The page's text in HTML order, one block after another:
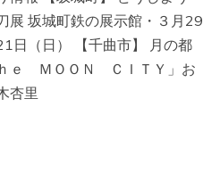
展 坂城町鉄の展示館・３月29
日（日） 【千曲市】 月の都
ｅ ＭＯＯＮ ＣＩＴＹ」お
杏里